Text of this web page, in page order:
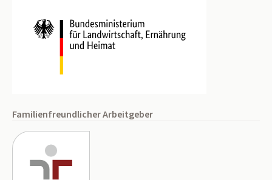
Familienfreundlicher Arbeitgeber